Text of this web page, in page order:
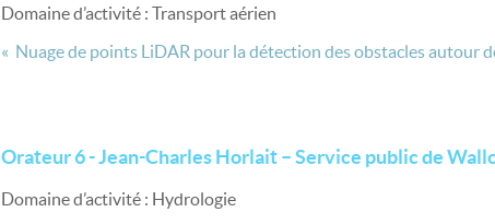
Domaine d’activité : Transport aérien
« Nuage de points LiDAR pour la détection des obstacles autour
Orateur 6 - Jean-Charles Horlait – Service public de
Domaine d’activité : Hydrologie